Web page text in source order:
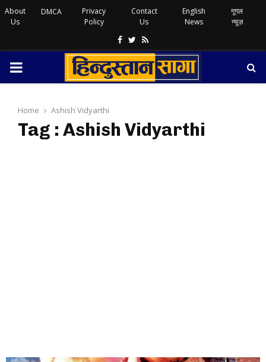
About
Us
DMCA
Privacy
Policy
Contact
Us
English
News
गूगल
न्यूज़
Facebook
Twitter
Rss
PRIMARY
Home Ashish Vidyarthi
Tag : Ashish Vidyarthi